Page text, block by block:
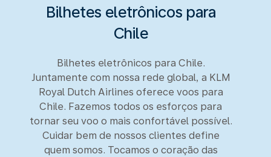
Bilhetes eletrônicos para
Chile
Bilhetes eletrônicos para Chile.
Juntamente com nossa rede global, a KLM
Royal Dutch Airlines oferece voos para
Chile. Fazemos todos os esforços para
tornar seu voo o mais confortável possível.
Cuidar bem de nossos clientes define
quem somos. Tocamos o coração das